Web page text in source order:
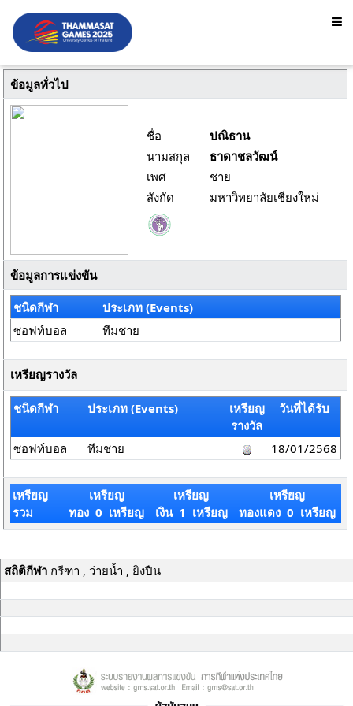
ข้อมูลทั่วไป
ชื่อ
ปณิธาน
นามสกุล
ธาดาชลวัฒน์
เพศ
ชาย
สังกัด
มหาวิทยาลัยเชียงใหม่
ข้อมูลการแข่งขัน
ชนิดกีฬา
ประเภท (Events)
ซอฟท์บอล
ทีมชาย
เหรียญรางวัล
ชนิดกีฬา ประเภท (Events)
เหรียญ
รางวัล
วันที่ได้รับ
ซอฟท์บอล ทีมชาย 18/01/2568
เหรียญ
รวม
เหรียญ
ทอง 0 เหรียญ
เหรียญ
เงิน 1 เหรียญ
เหรียญ
ทองแดง 0 เหรียญ
สถิติกีฬากรีฑา , ว่ายน้ำ , ยิงปืน